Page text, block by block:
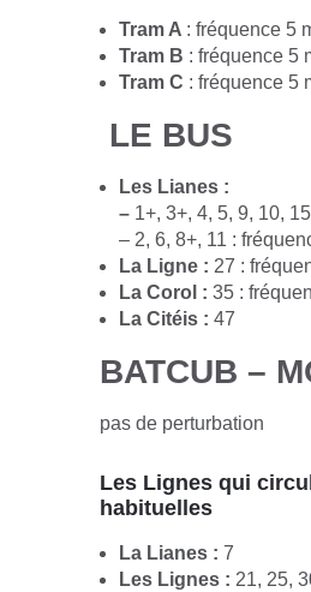
Tram A : fréquence 5
Tram B : fréquence 5
Tram C : fréquence 5
LE BUS
Les Lianes :
– 1+, 3+, 4, 5, 9, 10,
– 2, 6, 8+, 11 :
La Ligne : 27 :
La Corol : 35 :
La Citéis : 47
BATCUB –
pas de perturbation
Les Lignes qui
habituelles
La Lianes : 7
Les Lignes : 21, 25,